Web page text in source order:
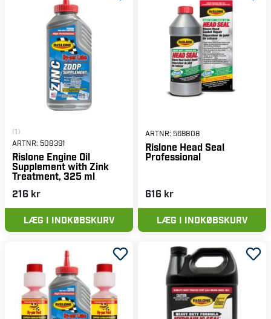
(1)
ARTNR: 508391
Rislone Engine Oil
Supplement with Zink
Treatment, 325 ml
216 kr
LÆG I INDKØBSKURV
ARTNR: 569808
Rislone Head Seal
Professional
616 kr
LÆG I INDKØBSKURV